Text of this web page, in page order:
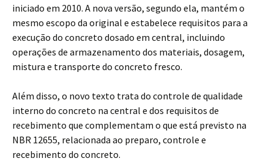
iniciado em 2010. A nova versão, segundo ela, mantém o
mesmo escopo da original e estabelece requisitos para a
execução do concreto dosado em central, incluindo
operações de armazenamento dos materiais, dosagem,
mistura e transporte do concreto fresco.
Além disso, o novo texto trata do controle de qualidade
interno do concreto na central e dos requisitos de
recebimento que complementam o que está previsto na
NBR 12655, relacionada ao preparo, controle e
recebimento do concreto.